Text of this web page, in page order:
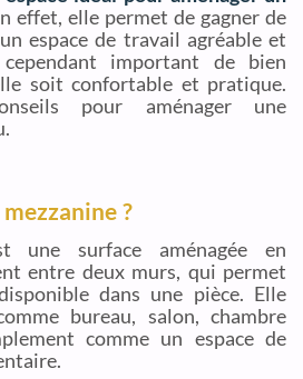
effet, elle permet de gagner de
espace de travail agréable et
important de bien
soit confortable et pratique.
pour aménager une
mezzanine ?
une surface aménagée en
entre deux murs, qui permet
disponible dans une pièce. Elle
bureau, salon, chambre
comme un espace de